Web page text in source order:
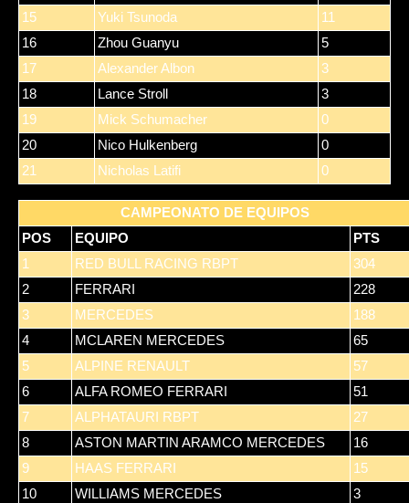
15 Yuki Tsunoda
11
16
Zhou Guanyu
5
17
Alexander Albon
3
18
Lance Stroll
3
19
Mick Schumacher
0
20
Nico Hulkenberg
0
21
Nicholas Latifi 0
CAMPEONATO DE EQUIPOS
POS
EQUIPO
PTS
1
RED BULL RACING RBPT
304
2
FERRARI
228
3
MERCEDES
188
4
MCLAREN MERCEDES
65
5
ALPINE RENAULT
57
6
ALFA ROMEO FERRARI
51
7
ALPHATAURI RBPT
27
8
ASTON MARTIN ARAMCO MERCEDES
16
9
HAAS FERRARI
15
10
WILLIAMS MERCEDES 3